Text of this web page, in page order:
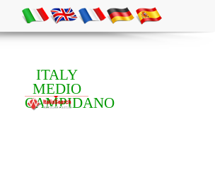
ITALY
MEDIO
CAMPIDANO